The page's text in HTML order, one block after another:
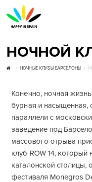
НОЧНОЙ
НОЧНЫЕ КЛУБЫ БАРСЕЛОНЫ
Конечно, ночная
бурная и насыщенная,
параллели с
заведение под
массового отрыва
клуб ROW 14, который
каталонской столицы,
фестиваля Monegros